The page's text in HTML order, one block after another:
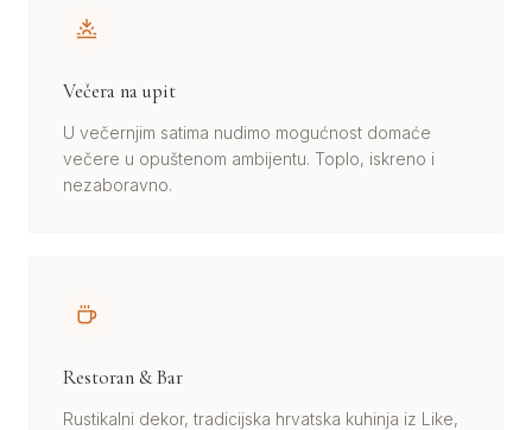
Večera na upit
U večernjim satima nudimo mogućnost domaće
večere u opuštenom ambijentu. Toplo, iskreno i
nezaboravno.
Restoran & Bar
Rustikalni dekor, tradicijska hrvatska kuhinja iz Like,